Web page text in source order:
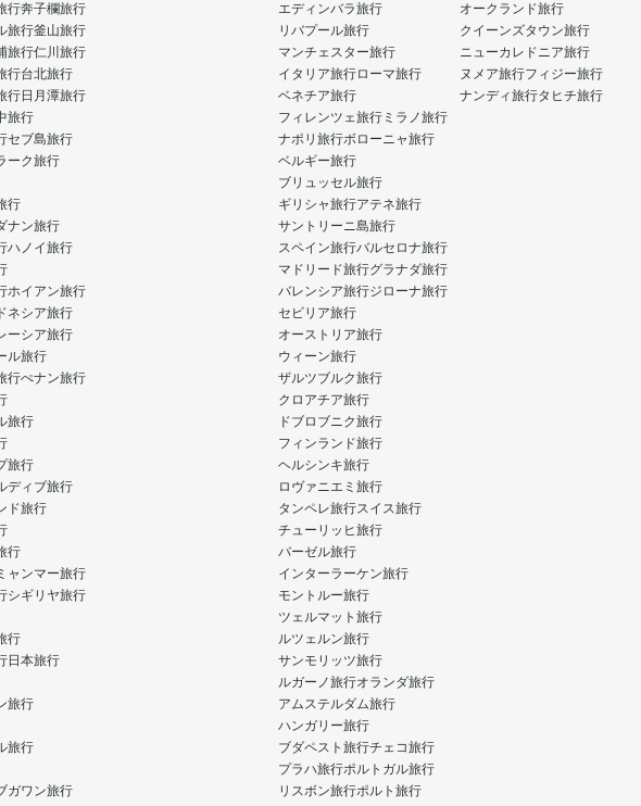
行奔子欄旅行
旅行釜山旅行
旅行仁川旅行
行台北旅行
行日月潭旅行
旅行
セブ島旅行
ーク旅行
行
ナン旅行
ハノイ旅行
ホイアン旅行
ネシア旅行
ーシア旅行
ル旅行
行ぺナン旅行
旅行
旅行
ディブ旅行
ド旅行
行
ャンマー旅行
シギリヤ旅行
行
日本旅行
旅行
旅行
ガワン旅行
エディンバラ旅行
リバプール旅行
マンチェスター旅行
イタリア旅行ローマ旅行
ベネチア旅行
フィレンツェ旅行 ミラノ旅行
ナポリ旅行ボローニャ旅行
ベルギー旅行
ブリュッセル旅行
ギリシャ旅行アテネ旅行
サントリーニ島旅行
スペイン旅行バルセロナ旅行
マドリード旅行グラナダ旅行
バレンシア旅行ジローナ旅行
セビリア旅行
オーストリア旅行
ウィーン旅行
ザルツブルク旅行
クロアチア旅行
ドブロブニク旅行
フィンランド旅行
ヘルシンキ旅行
ロヴァニエミ旅行
タンペレ旅行スイス旅行
チューリッヒ旅行
バーゼル旅行
インターラーケン旅行
モントルー旅行
ツェルマット旅行
ルツェルン旅行
サンモリッツ旅行
ルガーノ旅行オランダ旅行
アムステルダム旅行
ハンガリー旅行
ブダペスト旅行チェコ旅行
プラハ旅行ポルトガル旅行
リスボン旅行ポルト旅行
オークランド旅行
クイーンズタウン旅行
ニューカレドニア旅行
ヌメア旅行フィジー旅行
ナンディ旅行タヒチ旅行